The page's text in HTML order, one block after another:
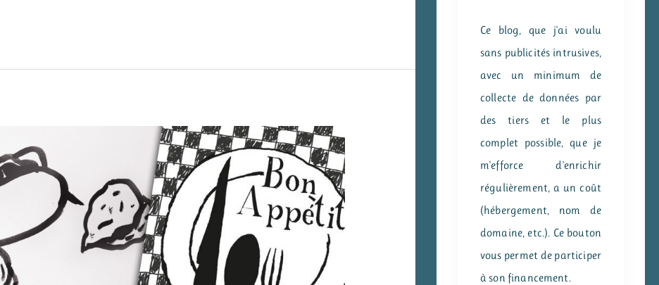
Ce blog, que j'ai voulu
sans publicités intrusives,
avec un minimum de
collecte de données par
des tiers et le plus
complet possible, que je
m'efforce d'enrichir
régulièrement, a un coût
(hébergement, nom de
domaine, etc.). Ce bouton
vous permet de participer
à son financement.